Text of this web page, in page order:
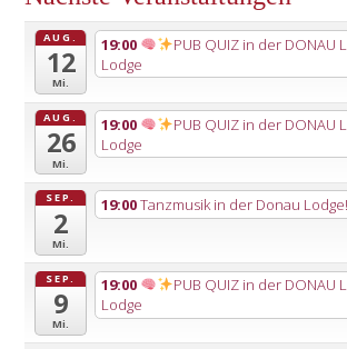
AUG.
12
Mi.
19:00 PUB QUIZ in der DONAU
Lodge
AUG.
26
Mi.
19:00 PUB QUIZ in der DONAU
Lodge
SEP.
2
Mi.
19:00Tanzmusik in der Donau Lodge!
SEP.
9
Mi.
19:00 PUB QUIZ in der DONAU
Lodge